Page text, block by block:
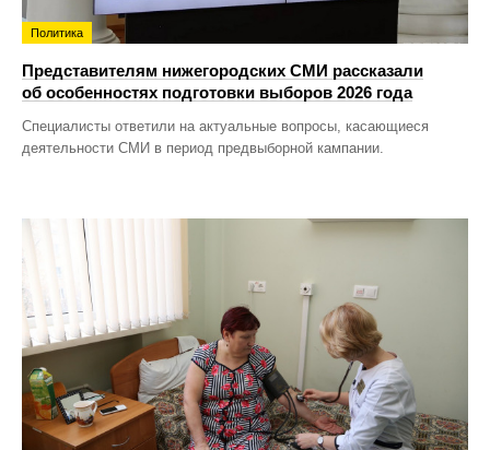
Политика
Представителям нижегородских СМИ рассказали
об особенностях подготовки выборов 2026 года
Специалисты ответили на актуальные вопросы, касающиеся
деятельности СМИ в период предвыборной кампании.